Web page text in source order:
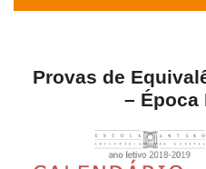
Oferta formativa
ESAQ sem Bullying
Provas de
– Época